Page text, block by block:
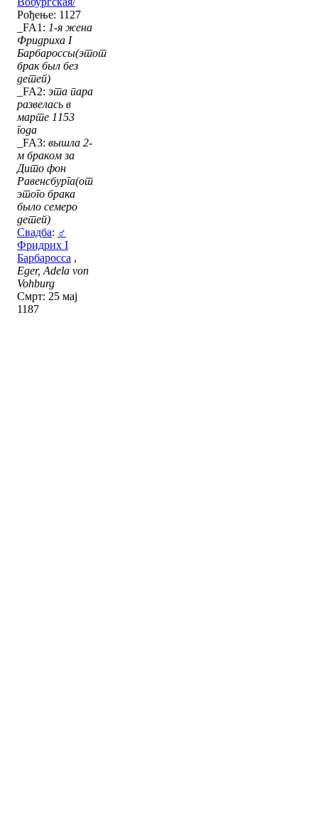
Рођење: 1127
_FA1: 1-я жена
Фридриха I
Барбароссы(этот
брак был без
детей)
_FA2: эта пара
развелась в
марте 1153
года
_FA3: вышла 2-
м браком за
Дито фон
Равенсбурга(от
этого брака
было семеро
детей)
Свадба: ♂
Фридрих I
Барбаросса ,
Eger, Adela von
Vohburg
Смрт: 25 мај
1187